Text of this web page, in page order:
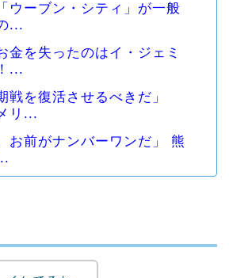
ウーブン・シティ」が一般
...
金を失ったのはイ・ジェミ
...
戦を復活させるべきだ」
リ...
お前がナンバーワンだ」 熊